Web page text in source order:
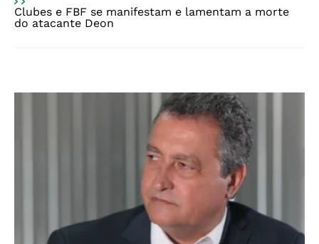
Clubes e FBF se manifestam e lamentam a morte
do atacante Deon